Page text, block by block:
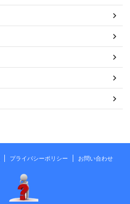
プライバシーポリシー お問い合わせ